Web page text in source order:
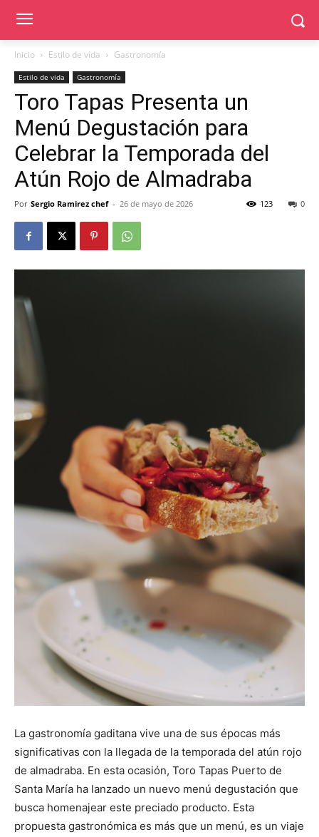
Inicio Estilo de vida Gastronomía
Estilo de vida Gastronomía
Toro Tapas Presenta un
Menú Degustación para
Celebrar la Temporada del
Atún Rojo de Almadraba
Por Sergio Ramirez chef - 26 de mayo de 2026 0
123
La gastronomía gaditana vive una de sus épocas más
significativas con la llegada de la temporada del atún rojo
de almadraba. En esta ocasión, Toro Tapas Puerto de
Santa María ha lanzado un nuevo menú degustación que
busca homenajear este preciado producto. Esta
propuesta gastronómica es más que un menú, es un viaje